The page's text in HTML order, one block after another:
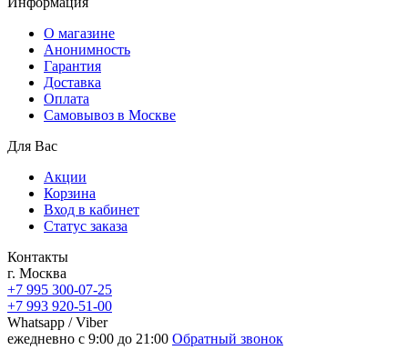
О магазине
Анонимность
Гарантия
Доставка
Oплата
Самовывоз в Москве
Для Вас
Акции
Корзина
Вход в кабинет
Статус заказа
Контакты
г. Москва
+7 995 300-07-25
+7 993 920-51-00
Whatsapp / Viber
ежедневно с 9:00 до 21:00 Обратный звонок